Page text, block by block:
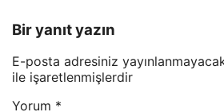
Bir yanıt yazın
E-posta adresiniz
ile işaretlenmişlerdir
Yorum *